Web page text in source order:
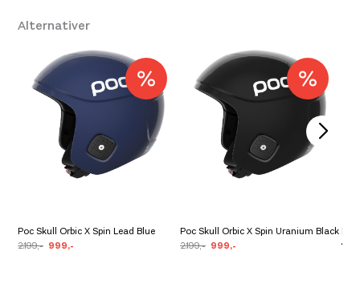
Leverandør
Alternativer
Poc Skull Orbic X Spin Lead Blue
2.199,- 999,-
Poc Skull Orbic X Spin Uranium Black
2.199,- 999,-
Pre